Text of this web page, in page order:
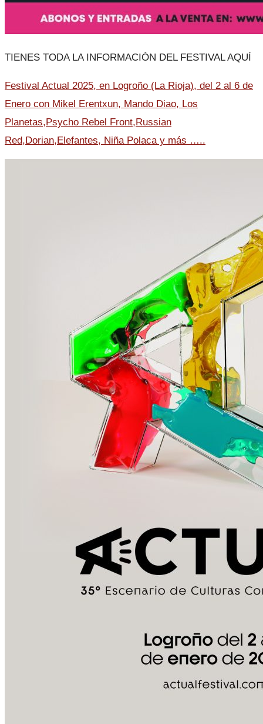
TIENES TODA LA INFORMACIÓN DEL FESTIVAL AQUÍ
Festival Actual 2025, en Logroño (La Rioja), del 2 al 6 de
Enero con Mikel Erentxun, Mando Diao, Los
Planetas,Psycho Rebel Front,Russian
Red,Dorian,Elefantes, Niña Polaca y más …..